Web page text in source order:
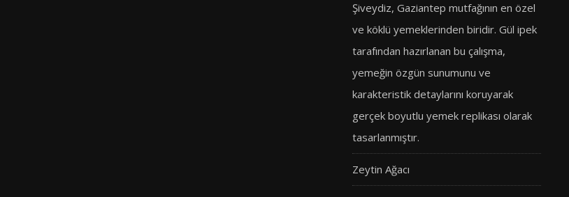
Şiveydiz, Gaziantep mutfağının en özel
ve köklü yemeklerinden biridir. Gül ipek
tarafından hazırlanan bu çalışma,
yemeğin özgün sunumunu ve
karakteristik detaylarını koruyarak
gerçek boyutlu yemek replikası olarak
tasarlanmıştır.
Zeytin Ağacı